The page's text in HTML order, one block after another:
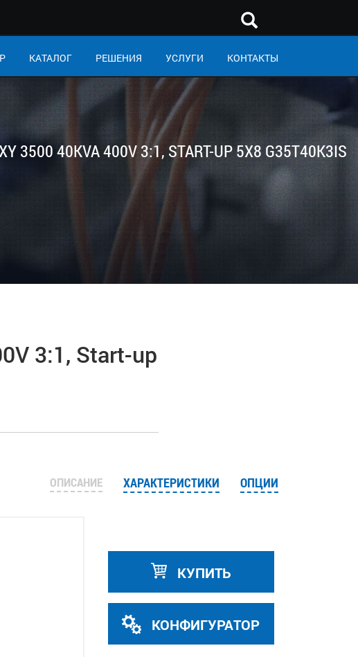
КАТАЛОГ РЕШЕНИЯ УСЛУГИ КОНТАКТЫ
3500 40KVA 400V 3:1, START-UP 5X8 G35T40K3IS
3:1, Start-up
ОПИСАНИЕ ХАРАКТЕРИСТИКИ ОПЦИИ
КУПИТЬ
КОНФИГУРАТОР